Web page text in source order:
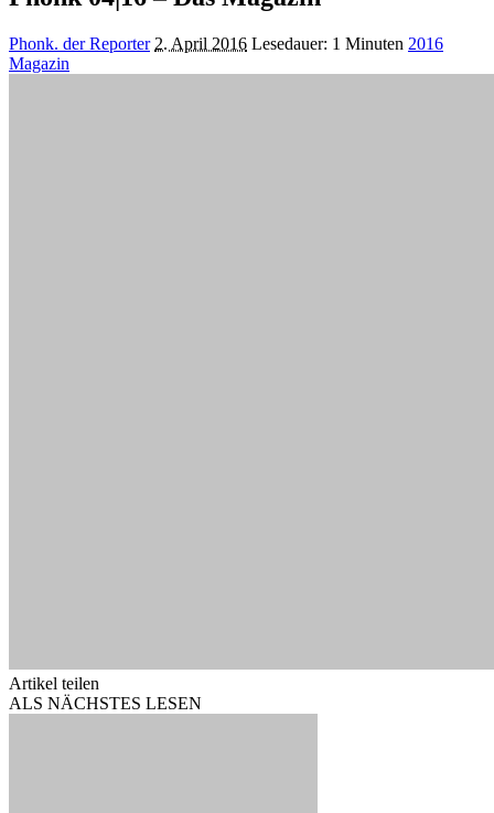
Posted
by
Phonk. der Reporter 2. April 2016 Lesedauer: 1 Minuten 2016
Magazin
Artikel teilen
ALS NÄCHSTES LESEN